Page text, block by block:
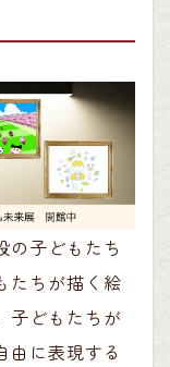
の子どもたち
たちが描く絵
子どもたちが
由に表現する